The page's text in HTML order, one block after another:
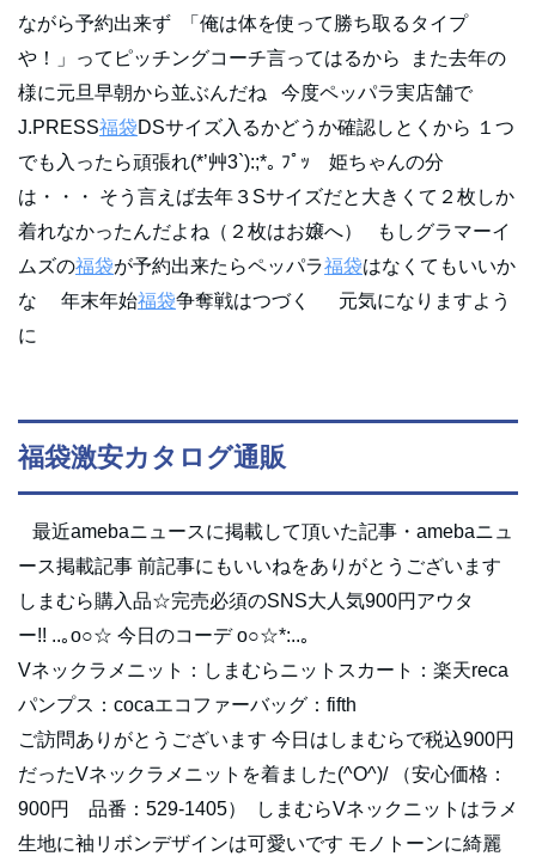
ながら予約出来ず 「俺は体を使って勝ち取るタイプ
や！」ってピッチングコーチ言ってはるから また去年の
様に元旦早朝から並ぶんだね 今度ペッパラ実店舗で
J.PRESS福袋DSサイズ入るかどうか確認しとくから １つ
でも入ったら頑張れ(*’艸3`):;*｡ ﾌﾟｯ 姫ちゃんの分
は・・・ そう言えば去年３Sサイズだと大きくて２枚しか
着れなかったんだよね（２枚はお嬢へ） もしグラマーイ
ムズの福袋が予約出来たらペッパラ福袋はなくてもいいか
な 年末年始福袋争奪戦はつづく 元気になりますよう
に
福袋激安カタログ通販
最近amebaニュースに掲載して頂いた記事・amebaニュ
ース掲載記事 前記事にもいいねをありがとうございます
しまむら購入品☆完売必須のSNS大人気900円アウタ
ー!! ..｡o○☆ 今日のコーデ o○☆*:..｡
Vネックラメニット：しまむらニットスカート：楽天reca
パンプス：cocaエコファーバッグ：fifth
ご訪問ありがとうございます 今日はしまむらで税込900円
だったVネックラメニットを着ました(^O^)/ （安心価格：
900円 品番：529-1405） しまむらVネックニットはラメ
生地に袖リボンデザインは可愛いです モノトーンに綺麗